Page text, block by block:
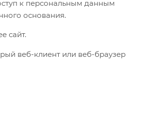
к персональным данным
основания.
сайт.
веб-клиент или веб-браузер